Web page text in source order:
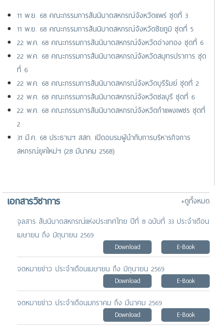
Primary Care” จัดโดย GP+ Co-operative ประเทศสิงค
25 มี.ค. 69 ขอเชิญเสนอชื่อเกษตรกรสตรีเข้าร่วมการประชุมระดับ
ภูมิภาคเอเชีย-แปซิฟิก
11 พ.ย. 68 คณะกรรมการสันนิบาตสหกรณ์จังหวัดแพร่ ชุดที่ 3
11 พ.ย. 68 คณะกรรมการสันนิบาตสหกรณ์จังหวัดชัยภูมิ ชุดที่ 5
22 พ.ค. 68 คณะกรรมการสันนิบาตสหกรณ์จังหวัดอ่างทอง ชุดที่ 6
22 พ.ค. 68 คณะกรรมการสันนิบาตสหกรณ์จังหวัดสมุทรปราการ ชุด
ที่ 6
22 พ.ค. 68 คณะกรรมการสันนิบาตสหกรณ์จังหวัดบุรีรัมย์ ชุดที่ 2
22 พ.ค. 68 คณะกรรมการสันนิบาตสหกรณ์จังหวัดชลบุรี ชุดที่ 6
22 พ.ค. 68 คณะกรรมการสันนิบาตสหกรณ์จังหวัดกำแพงเพชร ชุดที่
2
31 มี.ค. 68 ประธานฯ สสท. เปิดอบรมผู้นำกับการบริหารกิจการ
สหกรณ์ยุคใหม่ฯ (28 มีนาคม 2568)
เอกสารวิชาการ
+ดูทั้งหมด
จุลสาร สันนิบาตสหกรณ์แห่งประเทศไทย ปีที่ 8 ฉบับที่ 33 ประจำเดือน
เมษายน ถึง มิถุนายน 2569
Download E-Book
จดหมายข่าว ประจำเดือนเมษายน ถึง มิถุนายน 2569
Download E-Book
จดหมายข่าว ประจำเดือนมกราคม ถึง มีนาคม 2569
Download E-Book